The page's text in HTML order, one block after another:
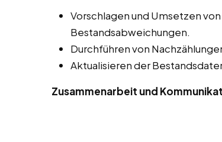
Vorschlagen und Umsetzen
Bestandsabweichungen.
Durchführen von
Aktualisieren der
Zusammenarbeit und